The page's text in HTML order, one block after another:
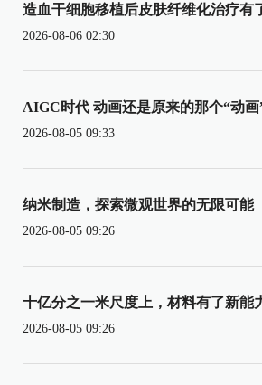
造血干细胞移植后皮肤纤维化治疗有
2026-08-06 02:30
AIGC时代 动画还是原来的那个“动画
2026-08-05 09:33
纳米制造，探索微观世界的无限可能
2026-08-05 09:26
十亿分之一米尺度上，材料有了新能
2026-08-05 09:26